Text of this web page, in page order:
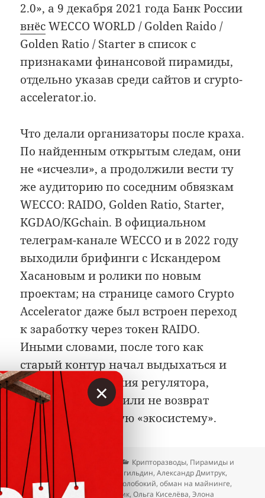
2.0», а 9 декабря 2021 года Банк России
внёсWECCO WORLD / Golden Raido /
Golden Ratio / Starter в список с
признаками финансовой пирамиды,
отдельно указав среди сайтов и crypto-
accelerator.io.
Что делали организаторы после краха.
По найденным открытым следам, они
не «исчезли», а продолжили вести ту
же аудиторию по соседним обвязкам
WECCO: RAIDO, Golden Ratio, Starter,
KGDAO/KGchain. В официальном
телеграм-канале WECCO и в 2022 году
выходили брифинги с Искандером
Хасановым и ролики по новым
проектам; на странице самого Crypto
Accelerator даже был встроен переход
к заработку через токен RAIDO.
Иными словами, после того как
старый контур начал выдыхаться и
попал в поле зрения регулятора,
публике предложили не возврат
денег, а следующую «экосистему».
Опубликовано
10.06.2026 Рубрики
Крипторазводы, Пирамиды и
признаки
Метки
Александр Байгильдин,Александр Дмитрук,
Естай Кешильбаев
Максим Голобокий,обман на майнинге,
Оксана Гринько
Олег Мельник,Ольга Киселёва,Элона
×